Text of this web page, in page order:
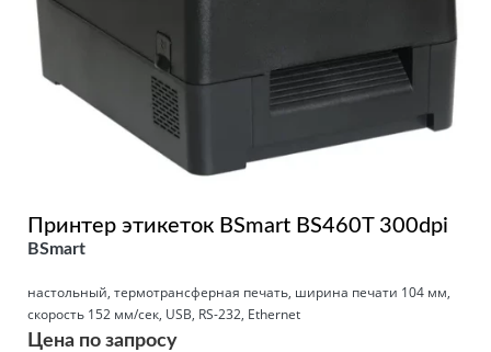
Принтер этикеток BSmart BS460T 300dpi
BSmart
настольный, термотрансферная печать, ширина печати 104 мм,
скорость 152 мм/сек, USB, RS-232, Ethernet
Цена по запросу